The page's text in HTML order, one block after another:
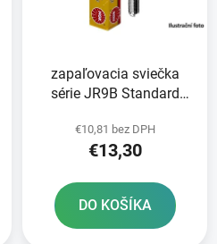
zapaľovacia sviečka
série JR9B Standard
€10,81 bez DPH
€13,30
DO KOŠÍKA